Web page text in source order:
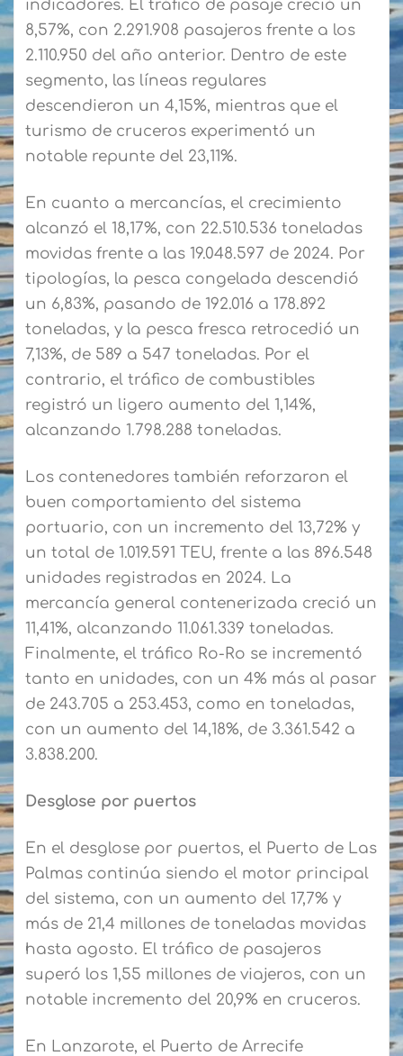
indicadores. El tráfico de pasaje creció un
8,57%, con 2.291.908 pasajeros frente a los
2.110.950 del año anterior. Dentro de este
segmento, las líneas regulares
descendieron un 4,15%, mientras que el
turismo de cruceros experimentó un
notable repunte del 23,11%.
En cuanto a mercancías, el crecimiento
alcanzó el 18,17%, con 22.510.536 toneladas
movidas frente a las 19.048.597 de 2024. Por
tipologías, la pesca congelada descendió
un 6,83%, pasando de 192.016 a 178.892
toneladas, y la pesca fresca retrocedió un
7,13%, de 589 a 547 toneladas. Por el
contrario, el tráfico de combustibles
registró un ligero aumento del 1,14%,
alcanzando 1.798.288 toneladas.
Los contenedores también reforzaron el
buen comportamiento del sistema
portuario, con un incremento del 13,72% y
un total de 1.019.591 TEU, frente a las 896.548
unidades registradas en 2024. La
mercancía general contenerizada creció un
11,41%, alcanzando 11.061.339 toneladas.
Finalmente, el tráfico Ro-Ro se incrementó
tanto en unidades, con un 4% más al pasar
de 243.705 a 253.453, como en toneladas,
con un aumento del 14,18%, de 3.361.542 a
3.838.200.
Desglose por puertos
En el desglose por puertos, el Puerto de Las
Palmas continúa siendo el motor principal
del sistema, con un aumento del 17,7% y
más de 21,4 millones de toneladas movidas
hasta agosto. El tráfico de pasajeros
superó los 1,55 millones de viajeros, con un
notable incremento del 20,9% en cruceros.
En Lanzarote, el Puerto de Arrecife